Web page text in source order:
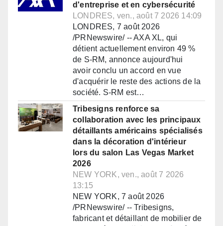
d'entreprise et en cybersécurité
LONDRES, ven., août 7 2026 14:09
LONDRES, 7 août 2026
/PRNewswire/ -- AXA XL, qui
détient actuellement environ 49 %
de S-RM, annonce aujourd'hui
avoir conclu un accord en vue
d'acquérir le reste des actions de la
société. S-RM est…
Tribesigns renforce sa
collaboration avec les principaux
détaillants américains spécialisés
dans la décoration d'intérieur
lors du salon Las Vegas Market
2026
NEW YORK, ven., août 7 2026
13:15
NEW YORK, 7 août 2026
/PRNewswire/ -- Tribesigns,
fabricant et détaillant de mobilier de